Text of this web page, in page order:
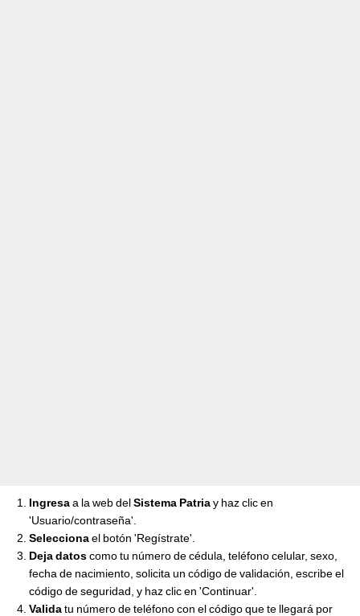
Ingresaa la web delSistema Patriay haz clic en
'Usuario/contraseña'.
Seleccionael botón 'Regístrate'.
Deja datoscomo tu número de cédula, teléfono celular, sexo,
fecha de nacimiento, solicita un código de validación, escribe el
código de seguridad, y haz clic en 'Continuar'.
Validatu número de teléfono con el código que te llegará por